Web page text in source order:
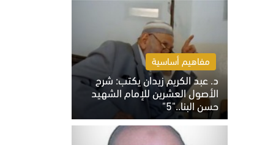
مفاهيم أساسية
د. عبد الكريم زيدان يكتب: شرح
الأصول العشرين للإمام الشهيد
حسن البنا.."5"
السبت 8 أغسطس 2026 10:46 ص